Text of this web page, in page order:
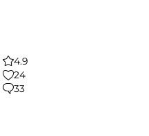
4.9
24
33